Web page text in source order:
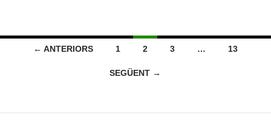
Navegació
entrades
← ANTERIORS 1 2 3 … 13
SEGÜENT →